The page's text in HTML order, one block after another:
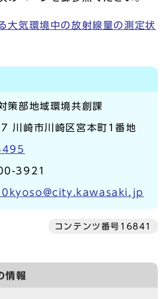
大気環境中の放射線量の測定状
策部地域環境共創課
川崎市川崎区宮本町1番地
3921
コンテンツ番号16841
情報